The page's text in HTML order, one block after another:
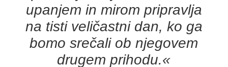
upanjem in mirom pripravlja
na tisti veličastni dan, ko ga
bomo srečali ob njegovem
drugem prihodu.«